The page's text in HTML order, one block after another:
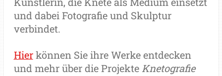
und dabei Fotografie und Skulptur
verbindet.
Hierkönnen Sie ihre Werke entdecken
und mehr über die Projekte Knetografie